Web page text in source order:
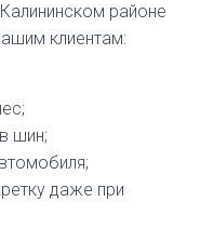
районе
клиентам:
шин;
даже при